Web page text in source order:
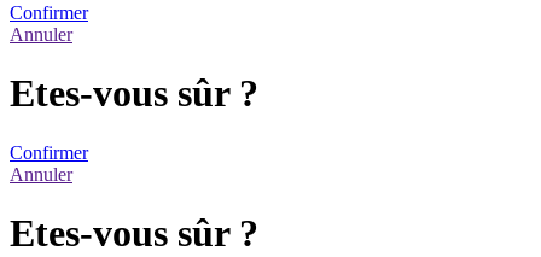
Confirmer
Annuler
Etes-vous sûr ?
Confirmer
Annuler
Etes-vous sûr ?